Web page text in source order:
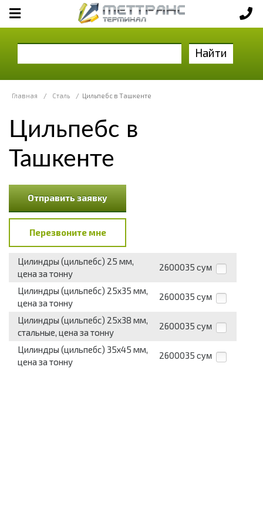
Найти
Главная / Сталь / Цильпебс в Ташкенте
Цильпебс в
Ташкенте
Отправить заявку
Перезвоните мне
Цилиндры (цильпебс) 25 мм,
цена за тонну
2600035 сум
Цилиндры (цильпебс) 25х35 мм,
цена за тонну
2600035 сум
Цилиндры (цильпебс) 25х38 мм,
стальные, цена за тонну
2600035 сум
Цилиндры (цильпебс) 35х45 мм,
цена за тонну
2600035 сум